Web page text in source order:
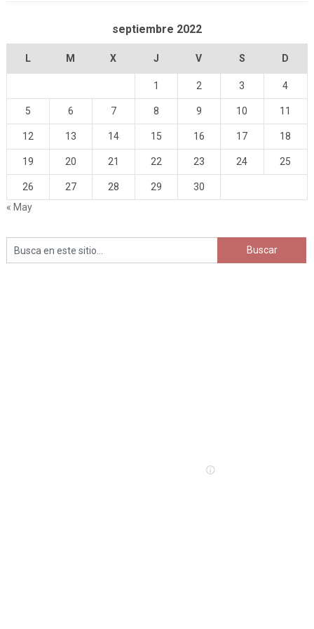
septiembre 2022
L M X J V S D
1 2 3 4
5 6 7 8 9 10 11
12 13 14 15 16 17 18
19 20 21 22 23 24 25
26 27 28 29
30
« May